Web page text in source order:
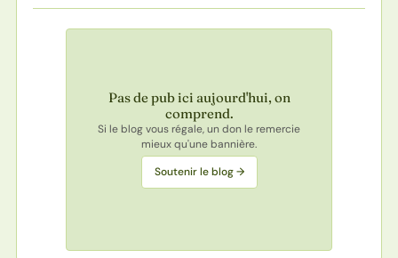
Pas de pub ici aujourd'hui, on
comprend.
Si le blog vous régale, un don le remercie
mieux qu'une bannière.
Soutenir le blog →